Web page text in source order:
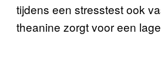
tijdens een stresstest ook
theanine zorgt voor een